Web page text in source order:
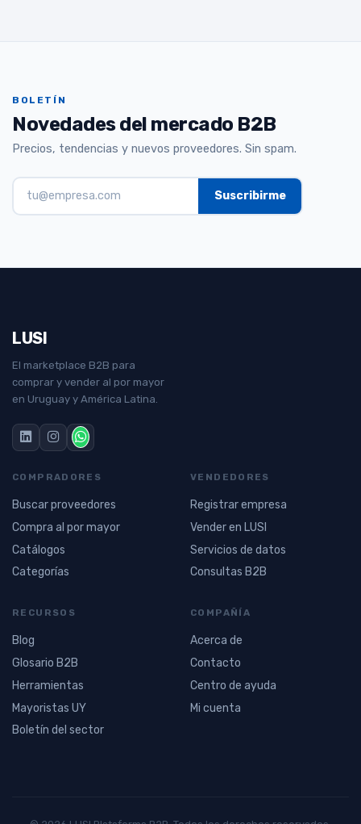
BOLETÍN
Novedades del mercado B2B
Precios, tendencias y nuevos proveedores. Sin spam.
LUSI
El marketplace B2B para
comprar y vender al por mayor
en Uruguay y América Latina.
COMPRADORES
Buscar proveedores
Compra al por mayor
Catálogos
Categorías
VENDEDORES
Registrar empresa
Vender en LUSI
Servicios de datos
Consultas B2B
RECURSOS
Blog
Glosario B2B
Herramientas
Mayoristas UY
Boletín del sector
COMPAÑÍA
Acerca de
Contacto
Centro de ayuda
Mi cuenta